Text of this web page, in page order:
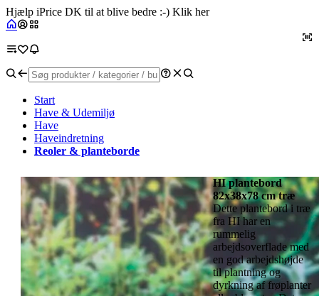
Hjælp iPrice DK til at blive bedre :-) Klik her
Start
Have & Udemiljø
Have
Haveindretning
Reoler & planteborde
HI plantebord
82x38x78 cm træ
Dette plantebord i træ
fra HI har en
rummelig
arbejdsoverflade med
en god arbejdshøjde
til plantning og
dyrkning af frøplanter